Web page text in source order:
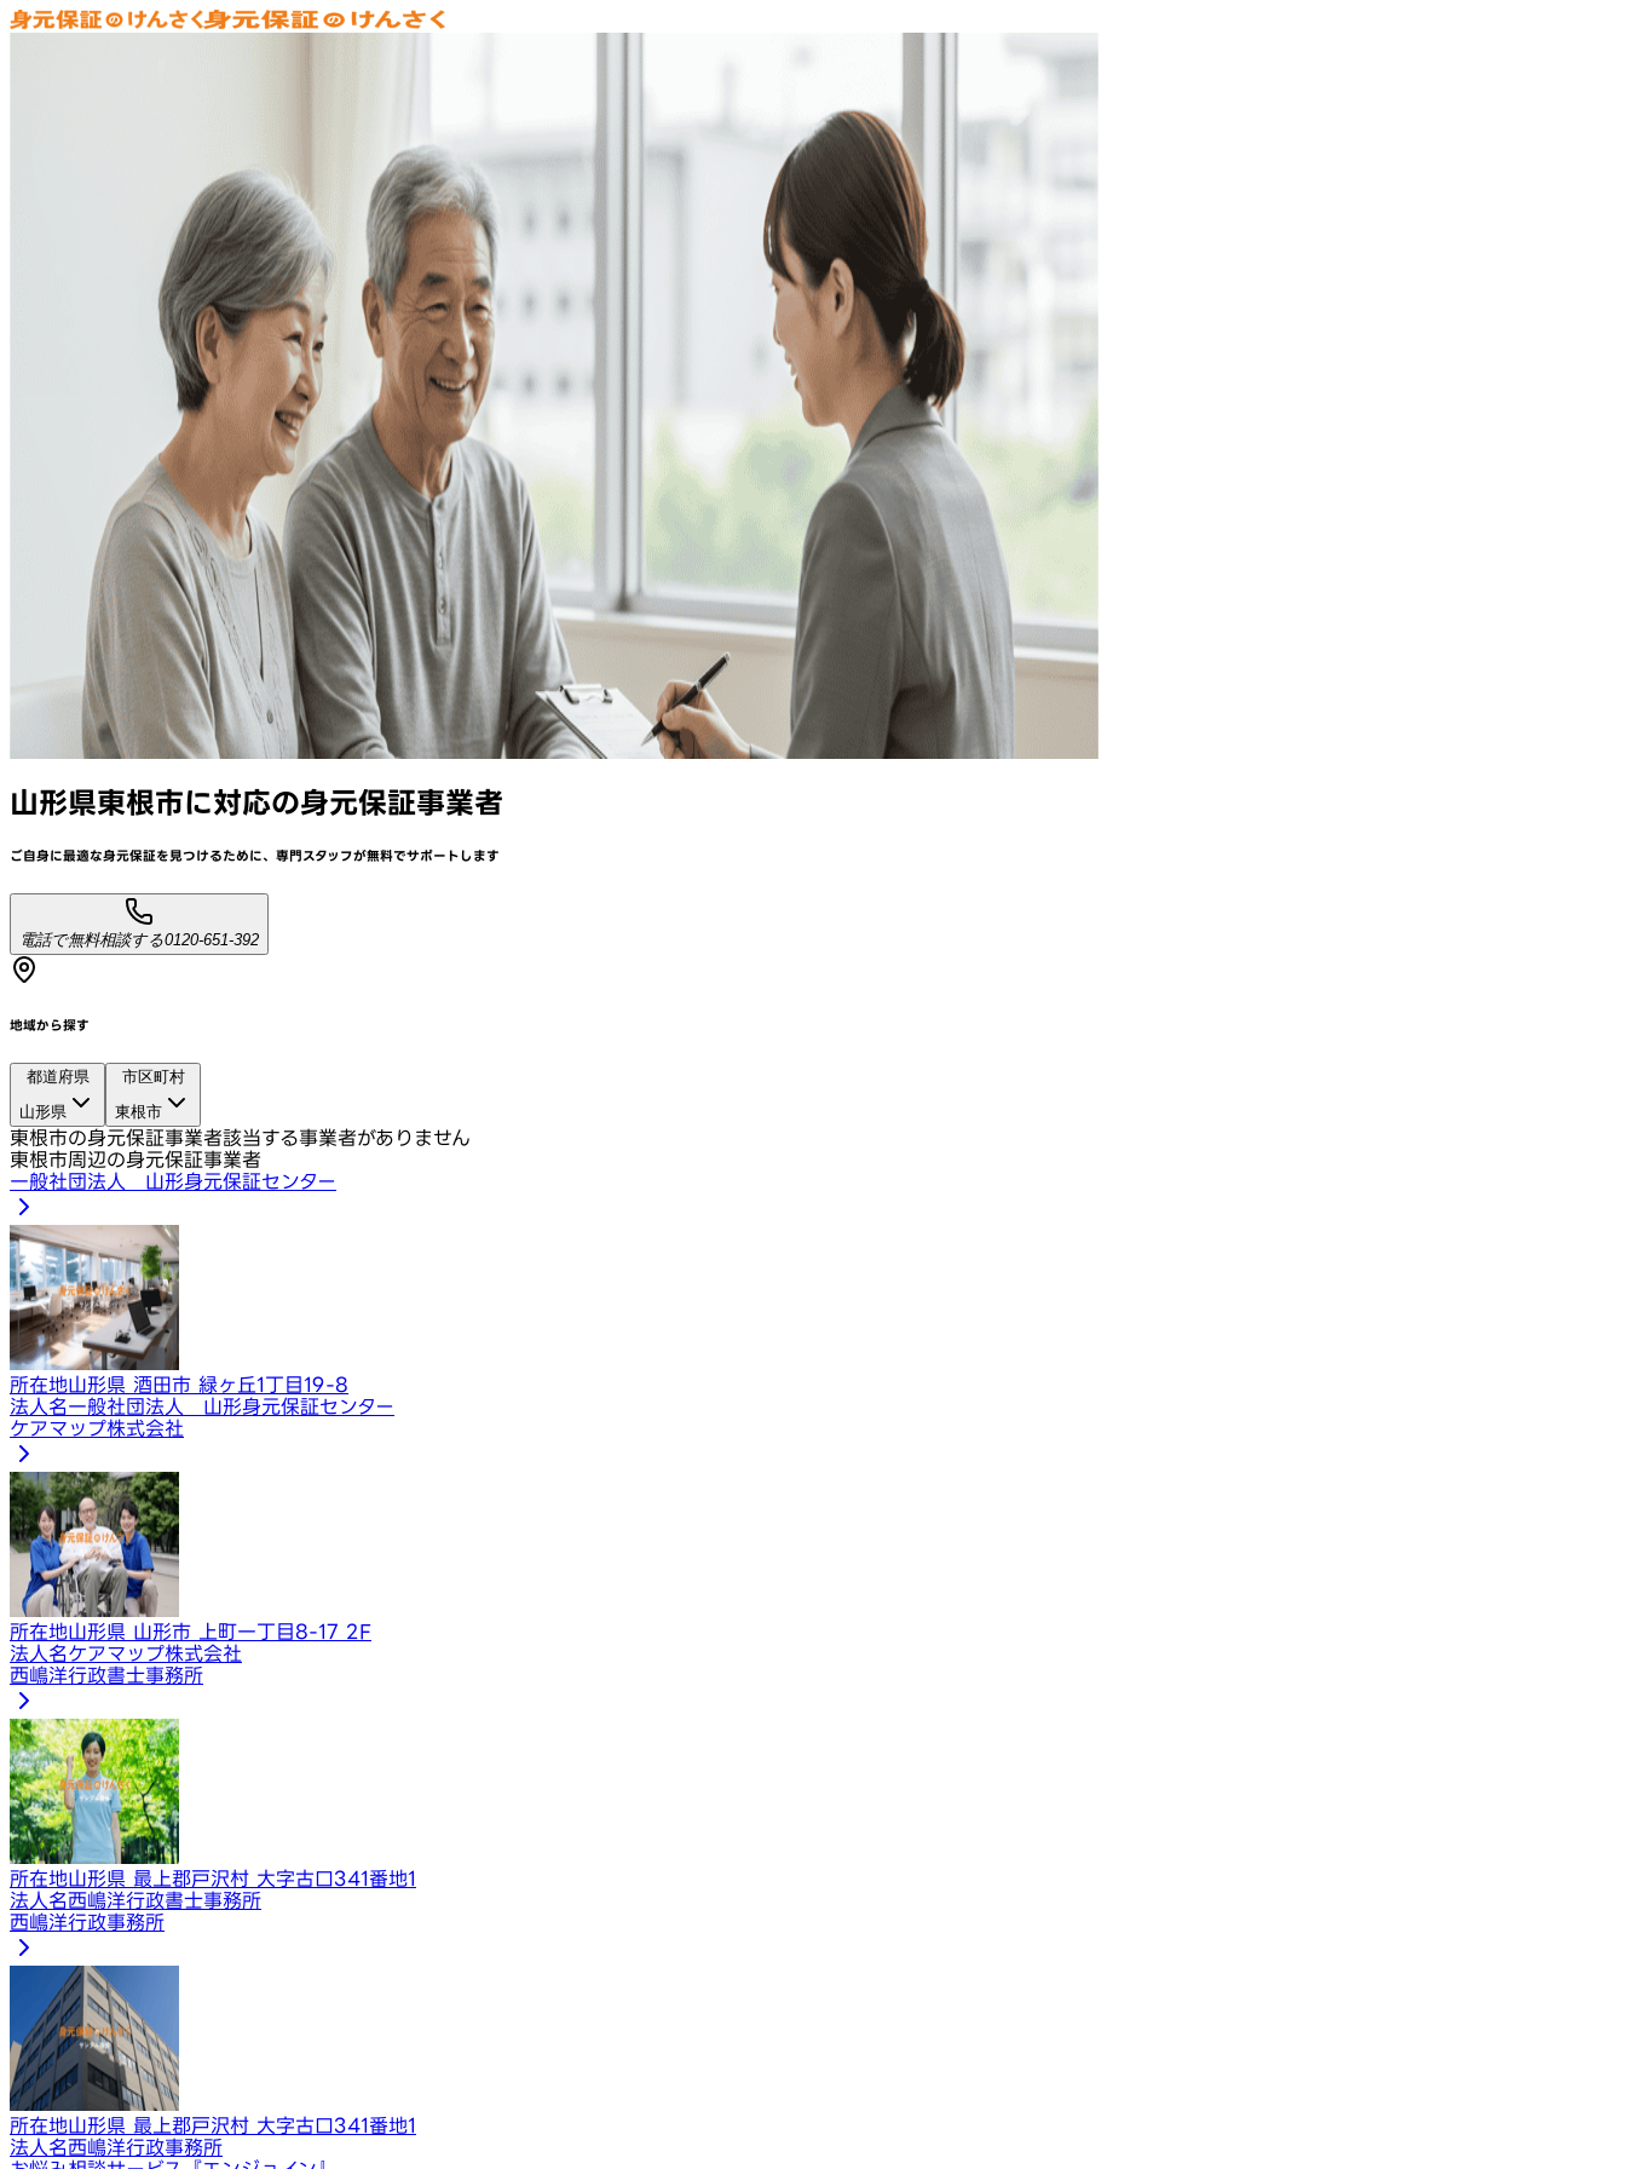
山形県東根市に対応の身元保証事業者
ご自身に最適な身元保証を見つけるために、 専門スタッフが無料でサポートします
電話で無料相談する0120-651-392
地域から探す
都道府県
山形県
市区町村
東根市
東根市の身元保証事業者該当する事業者がありません
東根市周辺の身元保証事業者
一般社団法人 山形身元保証センター
所在地山形県 酒田市 緑ヶ丘1丁目19-8
法人名一般社団法人 山形身元保証センター
​ケアマップ株式会社
所在地山形県 山形市 上町一丁目8-17 2F
法人名​ケアマップ株式会社
西嶋洋行政書士事務所
所在地山形県 最上郡戸沢村 大字古口341番地1
法人名西嶋洋行政書士事務所
西嶋洋行政事務所
所在地山形県 最上郡戸沢村 大字古口341番地1
法人名西嶋洋行政事務所